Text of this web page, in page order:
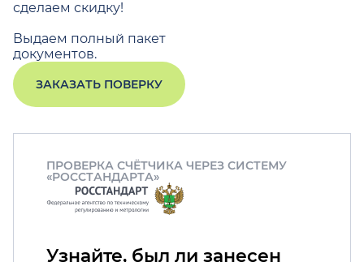
сделаем скидку!
Выдаем полный пакет
документов.
ЗАКАЗАТЬ ПОВЕРКУ
ПРОВЕРКА СЧЁТЧИКА ЧЕРЕЗ СИСТЕМУ
«РОССТАНДАРТА»
Узнайте, был ли занесен